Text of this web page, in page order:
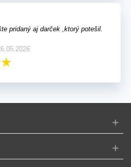
pridaný aj darček ,ktorý potešil.